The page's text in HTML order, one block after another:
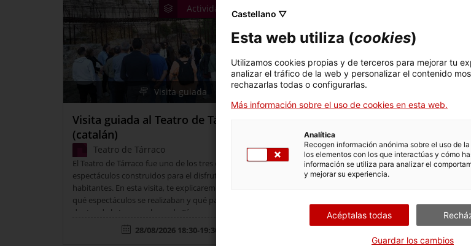
Actividades de verano
Visita guiada
Visita guiada al Teatro de Tárraco
(catalán)
Teatro de Tárraco
El Teatro de Tárraco fue uno de los tres edificios de
espectáculos construidos para el disfrute de sus
habitantes. En esta visita, te explicaremos cómo era,
qué espectáculos se realizaban y qué papel jugaba
dentro de la trama urbana de Tárraco y su barrio
28/08/2026 18:30-19:30h
(castellano)
Villa Romana de Els Munts
Faustina y su marido Caius, duumvir de
invitan a recorrer su residencia de lujo a las
Castellano ▽
Esta web utiliza (cookies)
Utilizamos cookies propias y de terceros para mejorar tu
analizar el tráfico de la web y personalizar el contenido
rechazarlas todas o configurarlas.
Más información sobre el uso de cookies en esta web.
Analítica
Recogen información anónima sobre el uso de
los elementos con los que interactúas y cómo
información se utiliza para analizar el
y mejorar su experiencia.
Acéptalas todas
Guardar los cambios